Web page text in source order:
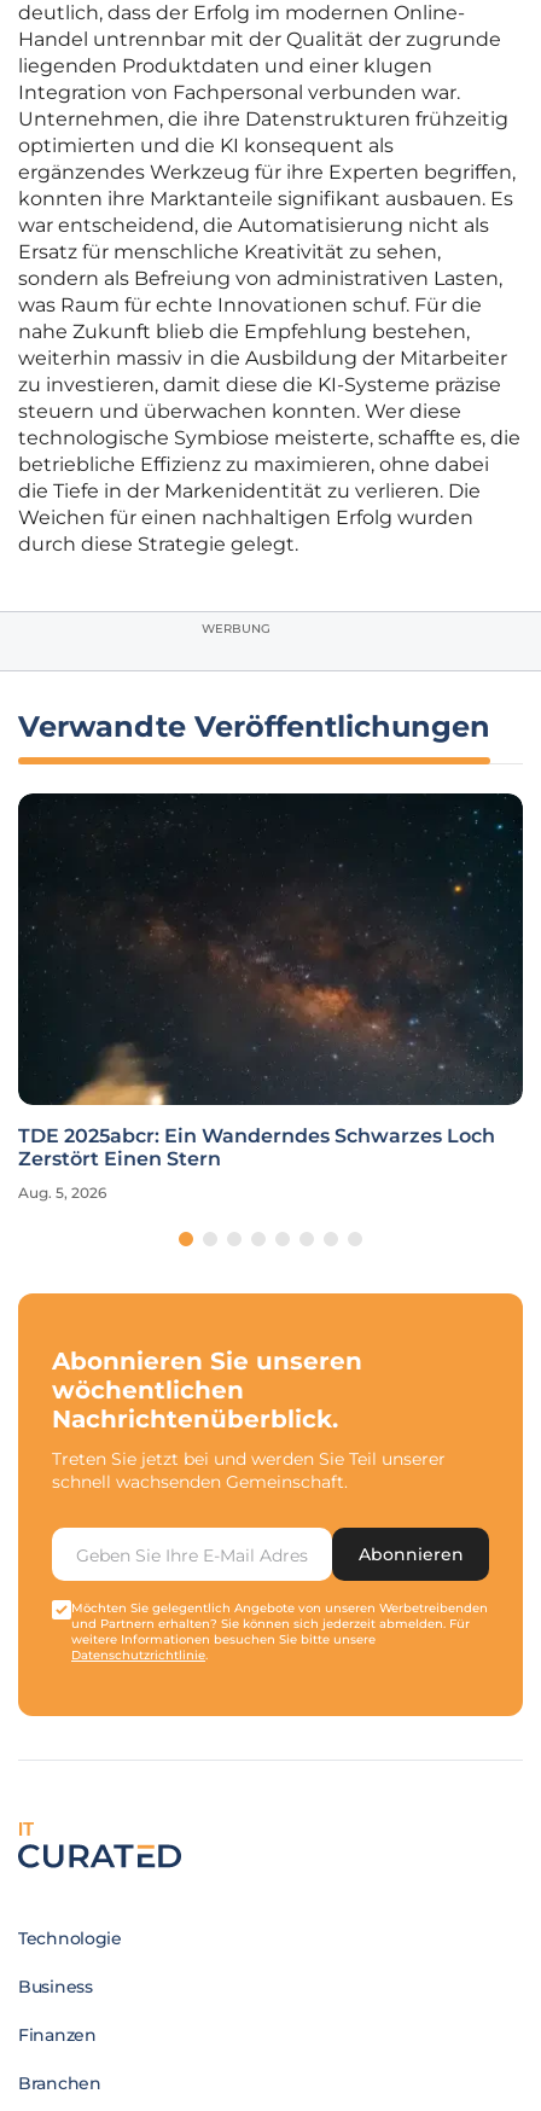
deutlich, dass der Erfolg im modernen Online-
Handel untrennbar mit der Qualität der zugrunde
liegenden Produktdaten und einer klugen
Integration von Fachpersonal verbunden war.
Unternehmen, die ihre Datenstrukturen frühzeitig
optimierten und die KI konsequent als
ergänzendes Werkzeug für ihre Experten begriffen,
konnten ihre Marktanteile signifikant ausbauen. Es
war entscheidend, die Automatisierung nicht als
Ersatz für menschliche Kreativität zu sehen,
sondern als Befreiung von administrativen Lasten,
was Raum für echte Innovationen schuf. Für die
nahe Zukunft blieb die Empfehlung bestehen,
weiterhin massiv in die Ausbildung der Mitarbeiter
zu investieren, damit diese die KI-Systeme präzise
steuern und überwachen konnten. Wer diese
technologische Symbiose meisterte, schaffte es, die
betriebliche Effizienz zu maximieren, ohne dabei
die Tiefe in der Markenidentität zu verlieren. Die
Weichen für einen nachhaltigen Erfolg wurden
durch diese Strategie gelegt.
WERBUNG
Verwandte Veröffentlichungen
TDE 2025abcr: Ein Wanderndes Schwarzes Loch
Zerstört Einen Stern
Aug. 5, 2026
Abonnieren Sie unseren
wöchentlichen
Nachrichtenüberblick.
Treten Sie jetzt bei und werden Sie Teil unserer
schnell wachsenden Gemeinschaft.
Abonnieren
Möchten Sie gelegentlich Angebote von unseren Werbetreibenden
und Partnern erhalten? Sie können sich jederzeit abmelden. Für
weitere Informationen besuchen Sie bitte unsere
Datenschutzrichtlinie.
IT
Technologie
Business
Finanzen
Branchen